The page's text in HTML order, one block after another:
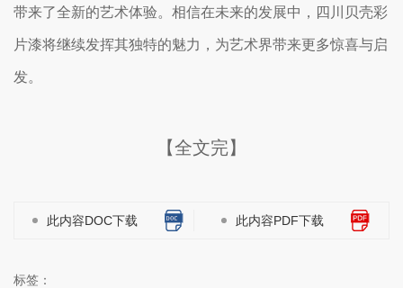
带来了全新的艺术体验。相信在未来的发展中，四川贝壳彩
片漆将继续发挥其独特的魅力，为艺术界带来更多惊喜与启
发。
【全文完】
此内容DOC下载 此内容PDF下载
标签：